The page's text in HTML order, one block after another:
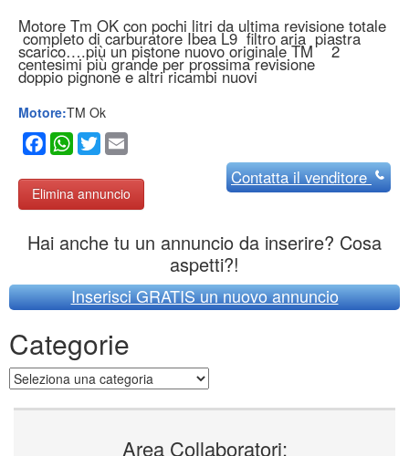
Motore Tm OK con pochi litri da ultima revisione totale
completo di carburatore Ibea L9 filtro aria piastra
scarico….più un pistone nuovo originale TM 2
centesimi più grande per prossima revisione
doppio pignone e altri ricambi nuovi
Motore:TM Ok
Facebook
WhatsApp
Twitter
Elimina annuncio
Contattail venditore
Hai anche tu un annuncio da inserire? Cosa
aspetti?!
Inserisci GRATIS un nuovo annuncio
Categorie
Categorie
Area Collaboratori: